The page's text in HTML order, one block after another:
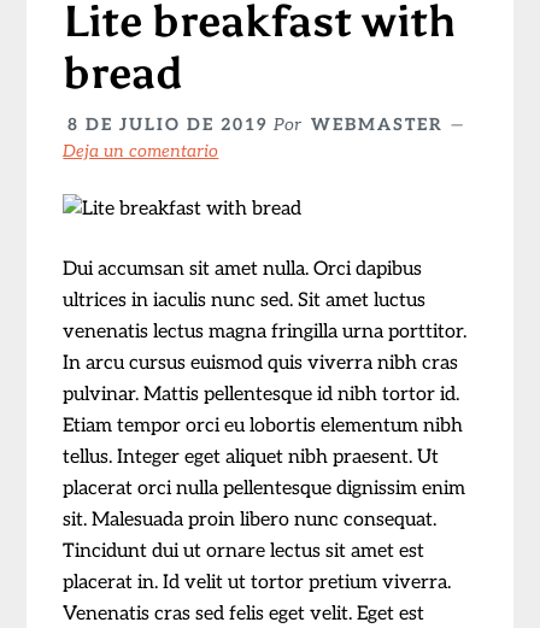
Lite breakfast with
bread
8 DE JULIO DE 2019 Por WEBMASTER
Deja un comentario
Dui accumsan sit amet nulla. Orci dapibus
ultrices in iaculis nunc sed. Sit amet luctus
venenatis lectus magna fringilla urna porttitor.
In arcu cursus euismod quis viverra nibh cras
pulvinar. Mattis pellentesque id nibh tortor id.
Etiam tempor orci eu lobortis elementum nibh
tellus. Integer eget aliquet nibh praesent. Ut
placerat orci nulla pellentesque dignissim enim
sit. Malesuada proin libero nunc consequat.
Tincidunt dui ut ornare lectus sit amet est
placerat in. Id velit ut tortor pretium viverra.
Venenatis cras sed felis eget velit. Eget est